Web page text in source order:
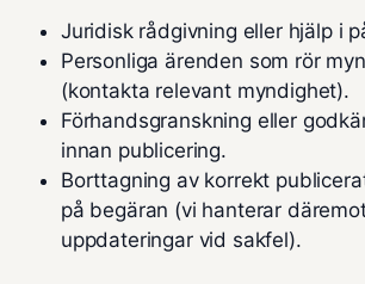
Juridisk rådgivning eller hjälp i
Personliga ärenden som rör
(kontakta relevant myndighet).
Förhandsgranskning eller
innan publicering.
Borttagning av korrekt
på begäran (vi hanterar
uppdateringar vid sakfel).